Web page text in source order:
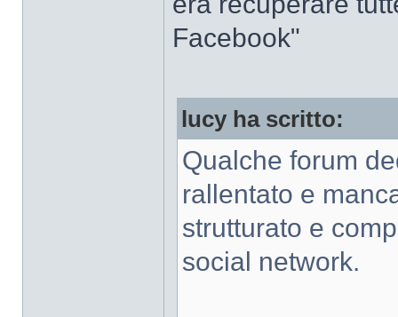
Facebook"
lucy ha scritto:
Qualche forum
rallentato e
strutturato e
social network.